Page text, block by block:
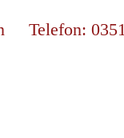
Telefon: